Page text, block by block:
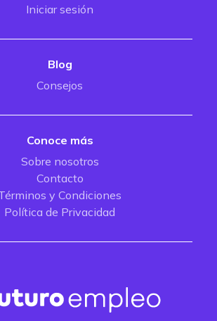
Iniciar sesión
Blog
Consejos
Conoce más
Sobre nosotros
Contacto
y Condiciones
Política de Privacidad